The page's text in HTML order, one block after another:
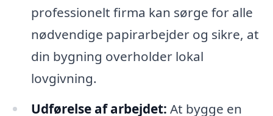
professionelt firma kan sørge for alle
nødvendige papirarbejder og sikre, at
din bygning overholder lokal
lovgivning.
Udførelse af arbejdet: At bygge en